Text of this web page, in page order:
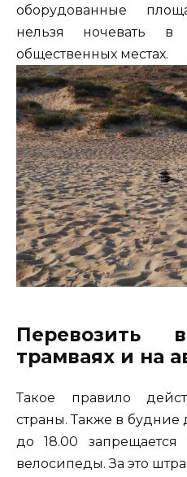
оборудованные
нельзя ночевать
общественных местах.
Перевозить
трамваях и на
Такое правило
страны. Также в будние
до 18.00 запрещается
велосипеды. За это